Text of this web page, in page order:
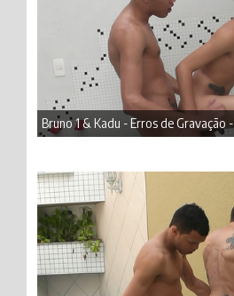
Bruno 1 & Kadu - Erros de Gravação -